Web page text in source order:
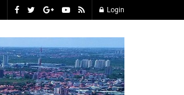
Login